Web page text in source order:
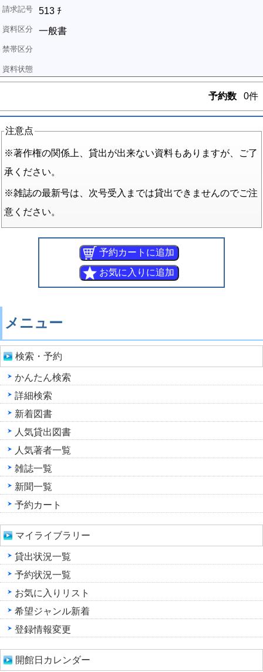
513 ﾁ
一般書
予約数 0件
注意点
※著作権の関係上、貸出が出来ない資料もありますが、ご了
承ください。
※雑誌の最新号は、次号受入までは貸出できませんのでご注
意ください。
メニュー
検索・予約
かんたん検索
詳細検索
新着図書
人気貸出図書
人気著者一覧
雑誌一覧
新聞一覧
予約カート
マイライブラリー
貸出状況一覧
予約状況一覧
お気に入りリスト
希望ジャンル新着
登録情報変更
開館日カレンダー